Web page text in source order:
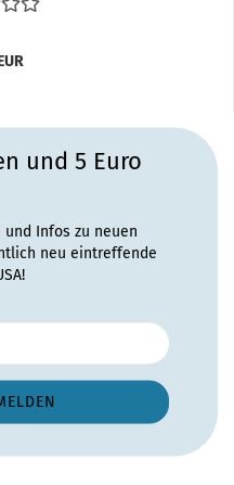
und 5 Euro
und Infos zu neuen
neu eintreffende